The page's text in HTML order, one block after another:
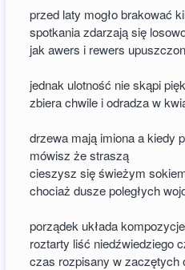
przed laty mogło brakować
spotkania zdarzają się
jak awers i rewers
jednak ulotność nie skąpi
zbiera chwile i odradza w
drzewa mają imiona a kiedy
mówisz że straszą
cieszysz się świeżym
chociaż dusze poległych
porządek układa kompozycje
roztarty liść niedźwiedziego
czas rozpisany w zaczętych